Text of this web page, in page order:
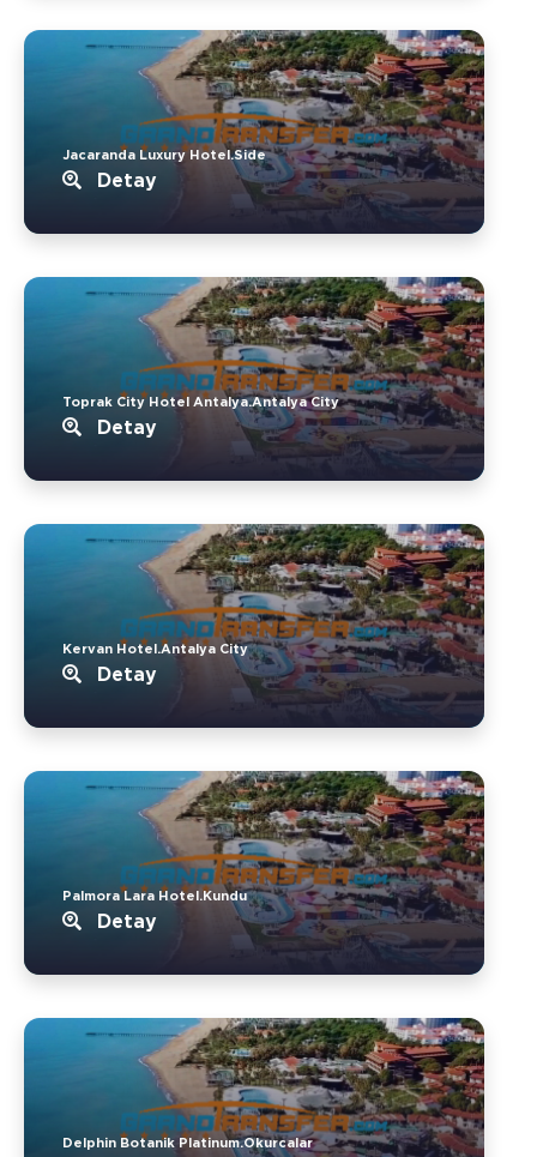
Jacaranda Luxury Hotel.Side
Detay
Toprak City Hotel Antalya.Antalya City
Detay
Kervan Hotel.Antalya City
Detay
Palmora Lara Hotel.Kundu
Detay
Delphin Botanik Platinum.Okurcalar